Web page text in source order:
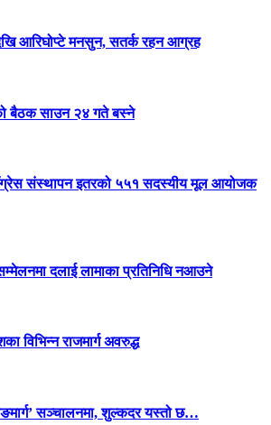
आरिघोप्टे मनसुन, सतर्क रहन आग्रह
बैठक साउन २४ गते बस्ने
संस्थापन इतरको ५५१ सदस्यीय मूल आयोजक
दलाई लामाका प्रतिनिधि नआउने
विभिन्न राजमार्ग अवरुद्ध
सञ्चालनमा, शुल्कदर यस्तो छ…